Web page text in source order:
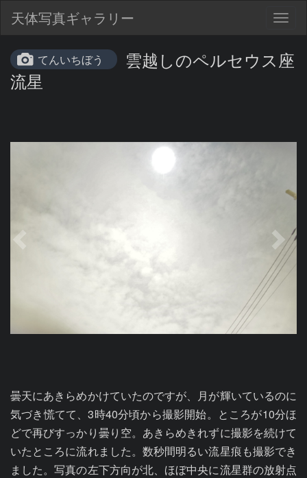
天体写真ギャラリー
てんいちぼう
雲越しのペルセウス座
流星
曇天にあきらめかけていたのですが、月が輝いているのに
気づき慌てて、3時40分頃から撮影開始。ところが10分ほ
どで再びすっかり曇り空。あきらめきれずに撮影を続けて
いたところに流れました。数秒間明るい流星痕も撮影でき
ました。写真の左下方向が北、ほぼ中央に流星群の放射点